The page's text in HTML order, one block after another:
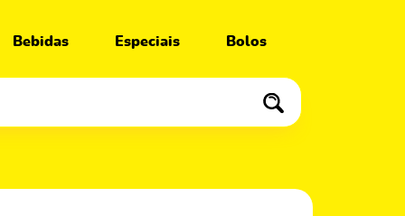
Bebidas Especiais Bolos